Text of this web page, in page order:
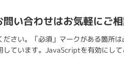
い合わせはお気軽にご
さい。「必須」マークがある箇所は
ています。JavaScriptを有効にして